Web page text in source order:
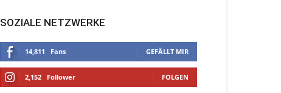
SOZIALE NETZWERKE
14,811 Fans GEFÄLLT MIR
2,152 Follower FOLGEN